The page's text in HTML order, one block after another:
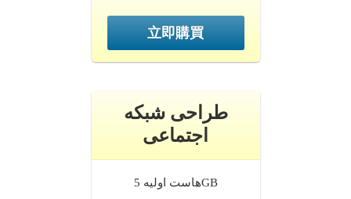
立即購買
طراحی شبکه
اجتماعی
هاست اولیه5GB